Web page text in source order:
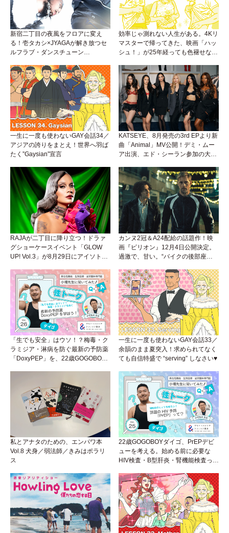
新宿二丁目の夜風をフロアに変え
る！壱タカシ×JYAGAが解き放つセ
ルフラブ・ダンスチューン
効率じゃ測れない人生がある。4Kリ
マスターで帰ってきた、映画「ハッ
シュ！」が25年経っても色褪せない
一生に一度も使わないGAY会話34／
アジアの誇りをまとえ！世界へ羽ば
たく”Gaysian”宣言
KATSEYE、8月発売の3rd EPより新
曲「Animal」MV公開！デミ・ムー
ア出演、エド・シーラン参加の大胆
RAJAが二丁目に降り立つ！ドラァ
グショーケースイベント「GLOW
UP! Vol.3」が8月29日にアイソトー
カンヌ2冠＆A24配給の話題作！映
画『ピリオン』12月4日公開決定。
過激で、甘い。“バイクの後部座
「生でも安全」はウソ！？梅毒・ク
ラミジア・淋病を防ぐ最新の予防薬
「DoxyPEP」を、22歳GOGOBOY
（Vol.26）
一生に一度も使わないGAY会話33／
余韻のまま夏突入！求められてなく
ても自信特盛で “serving” しなさい♥
私とアナタのための、エンパワ本
Vol.8 犬身／弱法師／きみはポラリ
ス
22歳GOGOBOYダイゴ、PrEPデビ
ューを考える。始める前に必要な
HIV検査・B型肝炎・腎機能検査っ
性トーク～聞きにくいことは小堀先
生に聞けばイイ！（Vol.25）